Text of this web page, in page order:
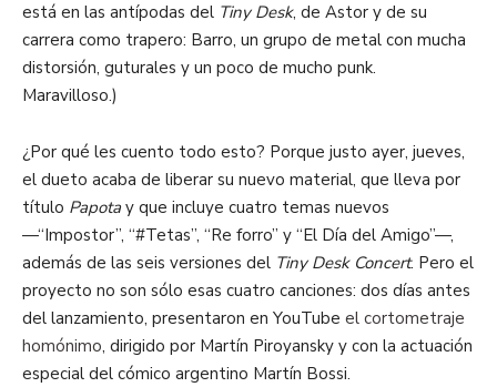
está en las antípodas del Tiny Desk, de Astor y de su
carrera como trapero: Barro, un grupo de metal con mucha
distorsión, guturales y un poco de mucho punk.
Maravilloso.)
¿Por qué les cuento todo esto? Porque justo ayer, jueves,
el dueto acaba de liberar su nuevo material, que lleva por
título Papotay que incluye cuatro temas nuevos
—“Impostor”, “#Tetas”, “Re forro” y “El Día del Amigo”—,
además de las seis versiones del Tiny Desk Concert. Pero el
proyecto no son sólo esas cuatro canciones: dos días antes
del lanzamiento, presentaron en YouTube el cortometraje
homónimo, dirigido por Martín Piroyansky y con la actuación
especial del cómico argentino Martín Bossi.